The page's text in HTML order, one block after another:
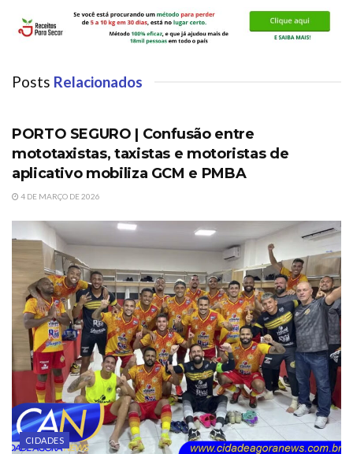
Posts Relacionados
PORTO SEGURO | Confusão entre
mototaxistas, taxistas e motoristas de
aplicativo mobiliza GCM e PMBA
4 DE MARÇO DE 2026
CIDADES